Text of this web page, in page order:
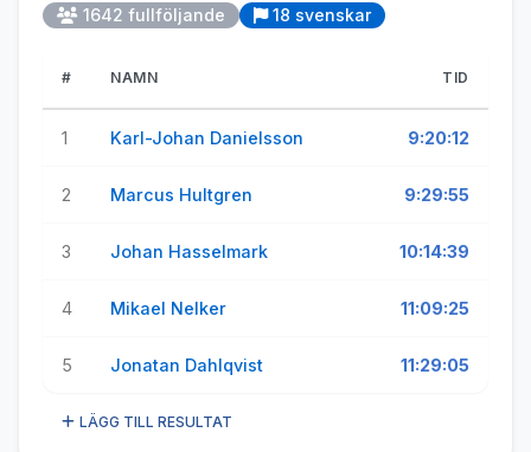
1642 fullföljande 18 svenskar
# NAMN TID
1 Karl-Johan Danielsson 9:20:12
2 Marcus Hultgren 9:29:55
3 Johan Hasselmark 10:14:39
4 Mikael Nelker 11:09:25
5 Jonatan Dahlqvist 11:29:05
LÄGG TILL RESULTAT